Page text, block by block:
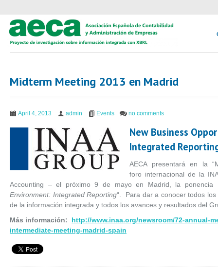
Midterm Meeting 2013 en Madrid
April 4, 2013 admin Events no comments
New Business
Integrated
AECA presentará en la
foro internacional de la
Accounting – el próximo 9 de mayo en Madrid, la
Environment: Integrated Reporting“. Para dar a conocer todos los
de la información integrada y todos los avances y resultados del
Más información: http://www.inaa.org/newsroom/72-annual-
intermediate-meeting-madrid-spain